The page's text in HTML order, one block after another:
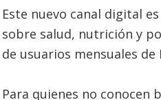
Este nuevo canal digital
sobre salud, nutrición y
de usuarios mensuales de
Para quienes no conocen